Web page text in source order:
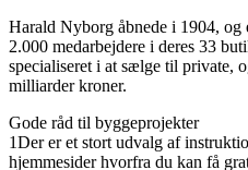
Harald Nyborg åbnede i 1904, og
2.000 medarbejdere i deres 33
specialiseret i at sælge til private,
milliarder kroner.
Gode råd til byggeprojekter
1Der er et stort udvalg af
hjemmesider hvorfra du kan få